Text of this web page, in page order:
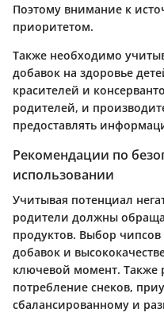
Поэтому внимание к
приоритетом.
Также необходимо
добавок на здоровье
красителей и
родителей, и
предоставлять
Рекомендации по
использовании
Учитывая потенциал
родители должны
продуктов. Выбор
добавок и
ключевой момент. Также
потребление снеков,
сбалансированному и